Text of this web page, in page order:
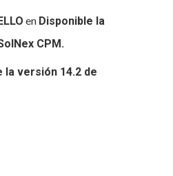
en Disponible la
CPM.
la versión 14.2 de